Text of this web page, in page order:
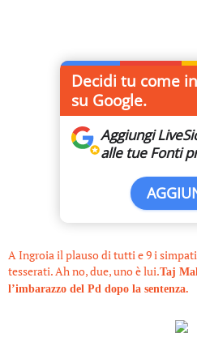
Decidi tu come
su Google.
Aggiungi
alle tue Fonti
A Ingroia il plauso di tutti e 9 i
tesserati. Ah no, due, uno è lui.Taj
l’imbarazzo del Pd dopo la sentenza.